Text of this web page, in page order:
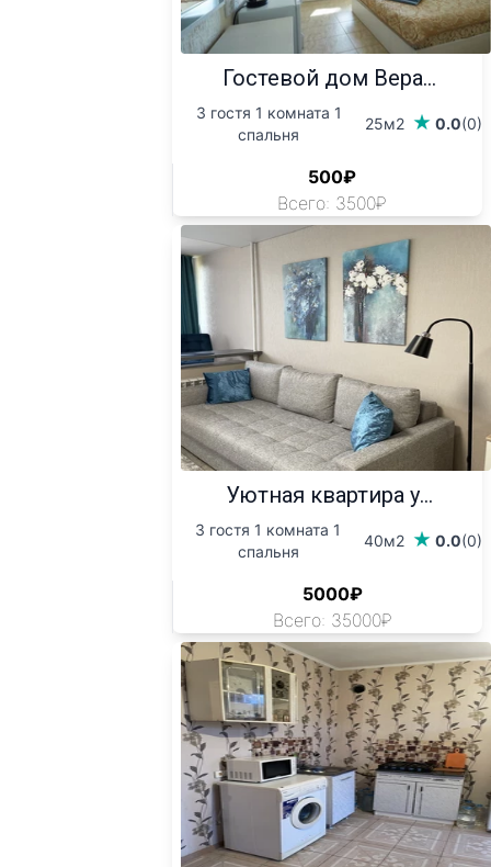
Гостевой дом Вера...
3 гостя 1 комната 1
спальня
25м2 0.0(0)
500₽
Всего: 3500₽
Уютная квартира у...
3 гостя 1 комната 1
спальня
40м2 0.0(0)
5000₽
Всего: 35000₽